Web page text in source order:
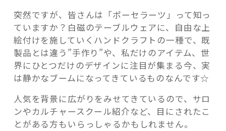
記事検索
突然ですが、皆さんは「ポーセラーツ」って知っ
ていますか？白磁のテーブルウェアに、自由な上
絵付けを施していくハンドクラフトの一種で、既
製品とは違う”手作り”や、私だけのアイテム、世
界にひとつだけのデザインに注目が集まる今、実
は静かなブームになってきているものなんです☆
人気を背景に広がりをみせてきているので、サロ
ンやカルチャースクール紹介など、目にされたこ
とがある方もいらっしゃるかもしれません。